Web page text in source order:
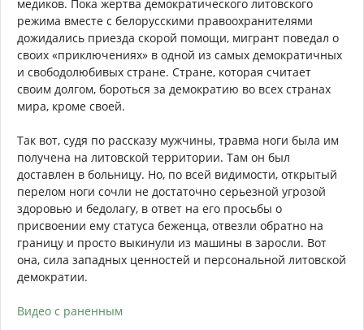
медиков. Пока жертва демократического литовского
режима вместе с белорусскими правоохранителями
дожидались приезда скорой помощи, мигрант поведал о
своих «приключениях» в одной из самых демократичных
и свободолюбивых стране. Стране, которая считает
своим долгом, бороться за демократию во всех странах
мира, кроме своей.
Так вот, судя по рассказу мужчины, травма ноги была им
получена на литовской территории. Там он был
доставлен в больницу. Но, по всей видимости, открытый
перелом ноги сочли не достаточно серьезной угрозой
здоровью и бедолагу, в ответ на его просьбы о
присвоении ему статуса беженца, отвезли обратно на
границу и просто выкинули из машины в заросли. Вот
она, сила западных ценностей и персональной литовской
демократии.
Видео с раненным